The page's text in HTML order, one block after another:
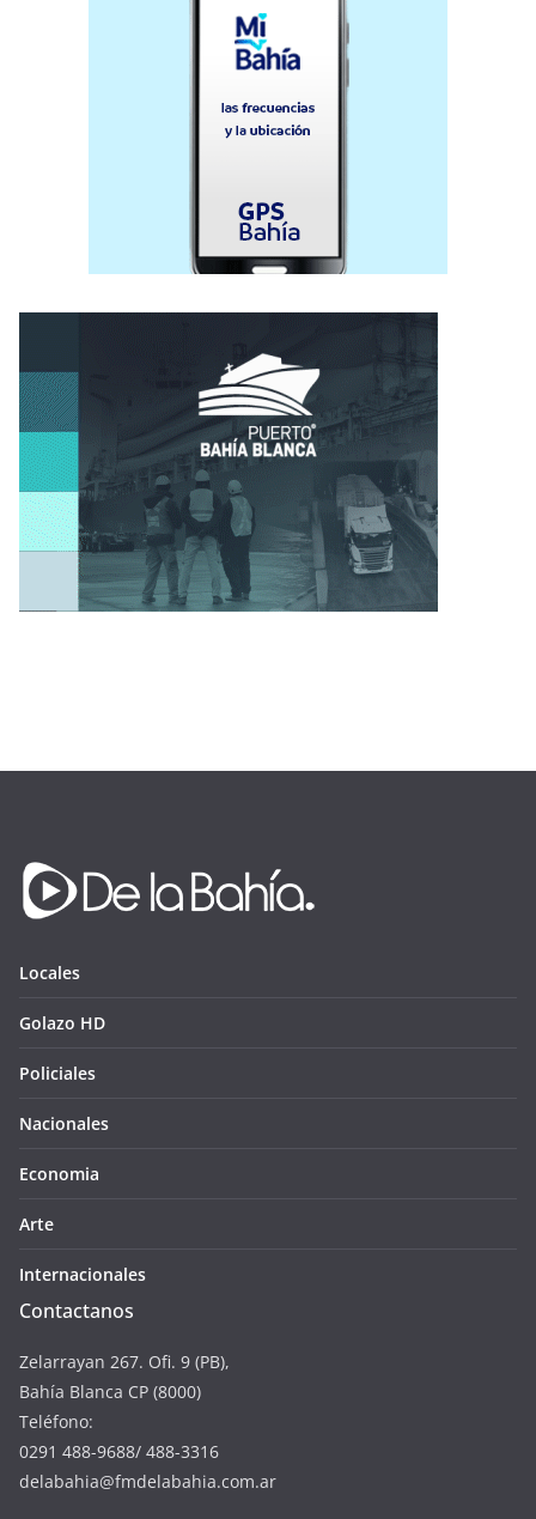
Locales
Golazo HD
Policiales
Nacionales
Economia
Arte
Internacionales
Contactanos
Zelarrayan 267. Ofi. 9 (PB),
Bahía Blanca CP (8000)
Teléfono:
0291 488-9688/ 488-3316
delabahia@fmdelabahia.com.ar